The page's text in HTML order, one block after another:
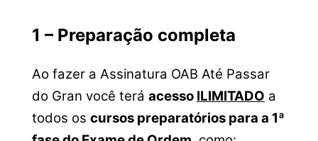
1 – Preparação completa
Ao fazer a Assinatura OAB Até Passar
do Gran você terá acesso ILIMITADO a
todos os cursos preparatórios para a 1ª